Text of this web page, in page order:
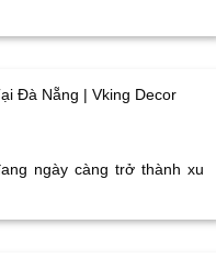
Đà Nẵng | Vking Decor
ngày càng trở thành xu